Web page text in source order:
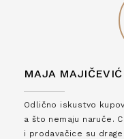
MAJA
Odlično iskustvo
a što nemaju naruče.
i prodavačice su